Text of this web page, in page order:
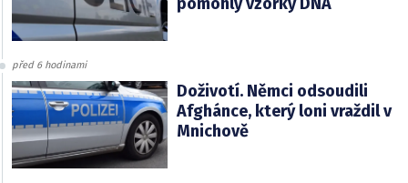
před 6 hodinami
Doživotí. Němci odsoudili
Afghánce, který loni vraždil v
Mnichově